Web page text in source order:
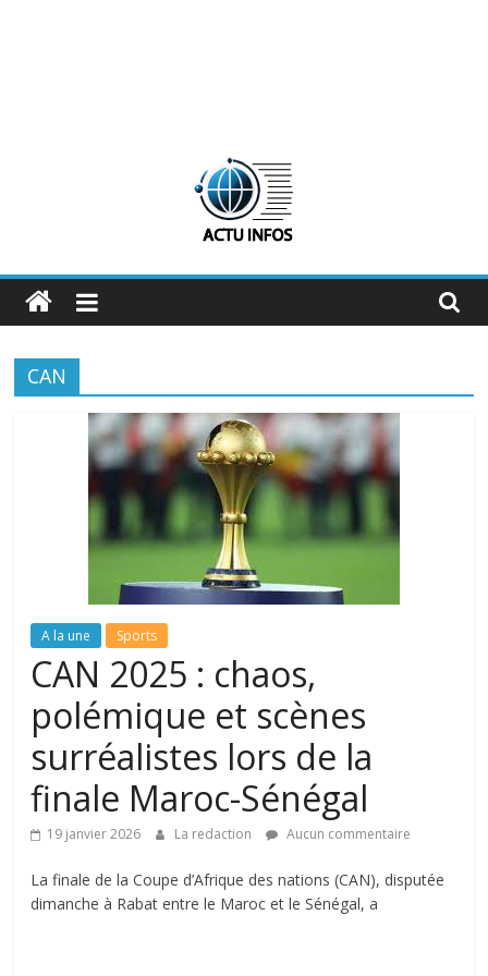
ActuInfos
De
des
infos
ActuInfos
CAN
A la une Sports
CAN 2025 : chaos,
polémique et scènes
surréalistes lors de la
finale Maroc-Sénégal
19 janvier 2026 La redaction Aucun commentaire
La finale de la Coupe d’Afrique des nations (CAN), disputée
dimanche à Rabat entre le Maroc et le Sénégal, a